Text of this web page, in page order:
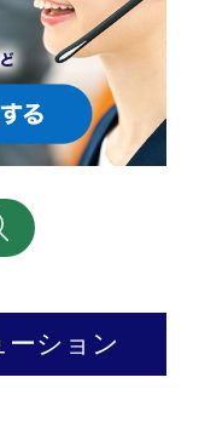
ーション